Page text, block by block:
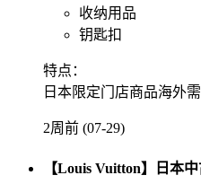
收纳用品
钥匙扣
特点：
日本限定门店商品海外需
2周前 (07-29)
【Louis Vuitton】日本